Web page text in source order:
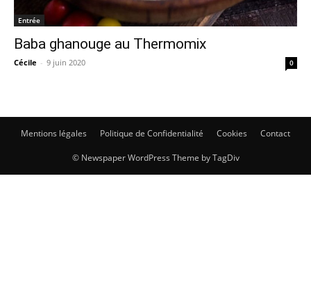
Entrée
Baba ghanouge au Thermomix
Cécile - 9 juin 2020 0
Mentions légales Politique de Confidentialité Cookies Contact
© Newspaper WordPress Theme by TagDiv